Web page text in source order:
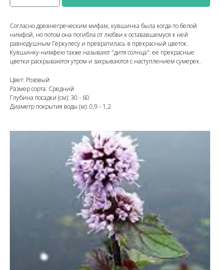
Согласно древнегреческим мифам, кувшинка была когда-то белой
нимфой, но потом она погибла от любви к остававшемуся к ней
равнодушным Геркулесу и превратилась в прекрасный цветок.
Кувшинку-нимфею также называют "дитя солнца": ее прекрасные
цветки раскрываются утром и закрываются с наступлением сумерек.
Цвет: Розовый
Размер сорта: Средний
Глубина посадки (см): 30 - 60
Диаметр покрытия воды (м): 0,9 - 1,2